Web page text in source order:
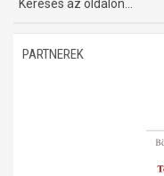
PARTNEREK